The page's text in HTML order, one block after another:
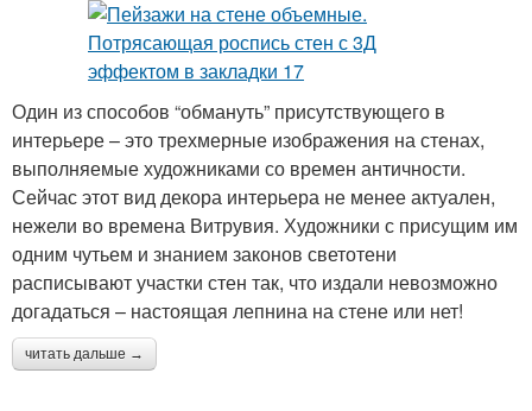
Один из способов “обмануть” присутствующего в
интерьере – это трехмерные изображения на стенах,
выполняемые художниками со времен античности.
Сейчас этот вид декора интерьера не менее актуален,
нежели во времена Витрувия. Художники с присущим им
одним чутьем и знанием законов светотени
расписывают участки стен так, что издали невозможно
догадаться – настоящая лепнина на стене или нет!
читать дальше →